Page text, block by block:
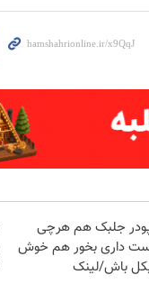
پودر جلبک هم هرچی
داری بخور هم خوش
باش/لینک